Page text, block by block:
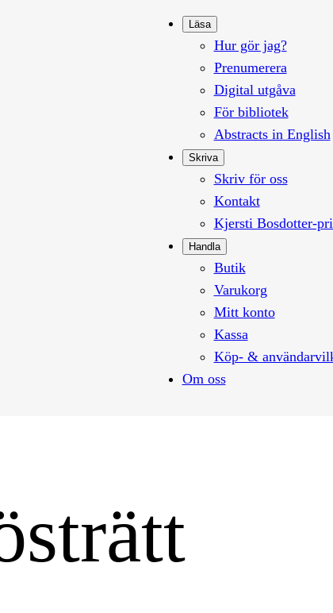
Läsa
Hur gör jag?
Prenumerera
Digital utgåva
För bibliotek
Abstracts in English
Skriva
Skriv för oss
Kontakt
Kjersti Bosdotter-
Handla
Butik
Varukorg
Mitt konto
Kassa
Köp- &
Om oss